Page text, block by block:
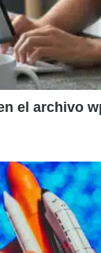
el archivo